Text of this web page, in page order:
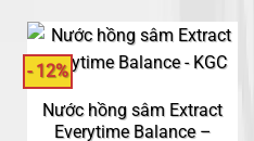
- 12%
Nước hồng sâm Extract
Everytime Balance –